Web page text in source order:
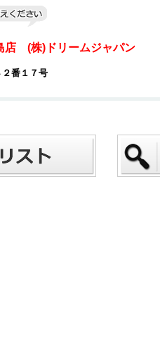
店 (株)ドリームジャパン
２番１７号